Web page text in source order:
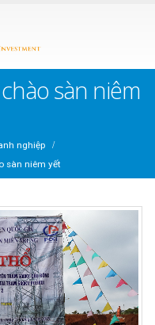
sàn niêm
nghiệp
sàn niêm yết